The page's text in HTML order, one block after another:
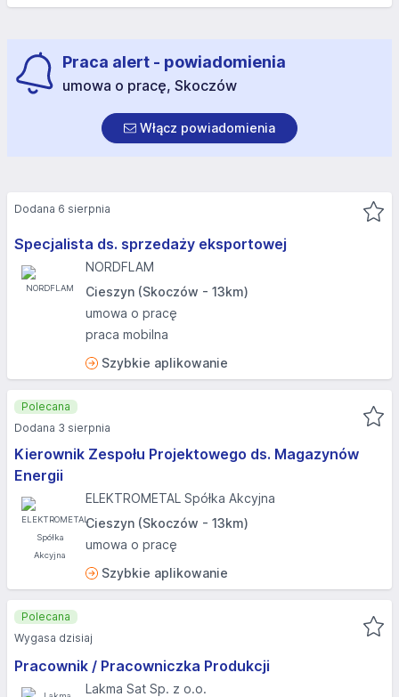
Praca alert - powiadomienia
umowa o pracę, Skoczów
Włącz powiadomienia
Specjalista ds. sprzedaży eksportowej
NORDFLAM
Cieszyn (Skoczów - 13km)
umowa o pracę
praca mobilna
Szybkie aplikowanie
Dodana 6 sierpnia
Kierownik Zespołu Projektowego ds. Magazynów
Energii
ELEKTROMETAL Spółka Akcyjna
Cieszyn (Skoczów - 13km)
umowa o pracę
Szybkie aplikowanie
Polecana
Dodana 3 sierpnia
Pracownik / Pracowniczka Produkcji
Lakma Sat Sp. z o.o.
Polecana
Wygasa dzisiaj